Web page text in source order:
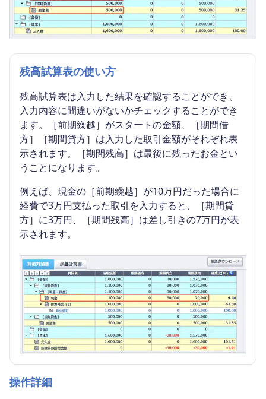
残高試算表の使い方
残高試算表は入力した結果を確認することができ、
入力内容に間違いがないかチェックすることができ
ます。［前期繰越］がスタートの金額、［期間借
方］［期間貸方］は入力した取引金額がそれぞれ表
示されます。［期間残高］は最後に残ったお金とい
うことになります。
例えば、現金の［前期繰越］が10万円だった場合に
経費で3万円支払った取引を入力すると、［期間貸
方］に3万円、［期間残高］は差し引きの7万円が表
示されます。
操作詳細